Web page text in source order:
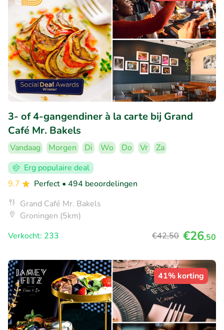
3- of 4-gangendiner à la carte bij Grand
Café Mr. Bakels
Vandaag Morgen Di Wo Do Vr
Za
Erg populaire deal
9.7
Perfect • 494 beoordelingen
Grand Café Mr. Bakels
Groningen (5km)
Verkocht: 233
€42,50 €26,50
41% korting